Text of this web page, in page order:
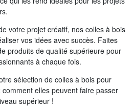
votre projet créatif, nos colles à bois
vos idées avec succès. Faites
produits de qualité supérieure pour
à chaque fois.
sélection de colles à bois pour
elles peuvent faire passer
supérieur !